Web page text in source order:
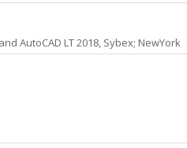
AutoCAD LT 2018, Sybex; NewYork